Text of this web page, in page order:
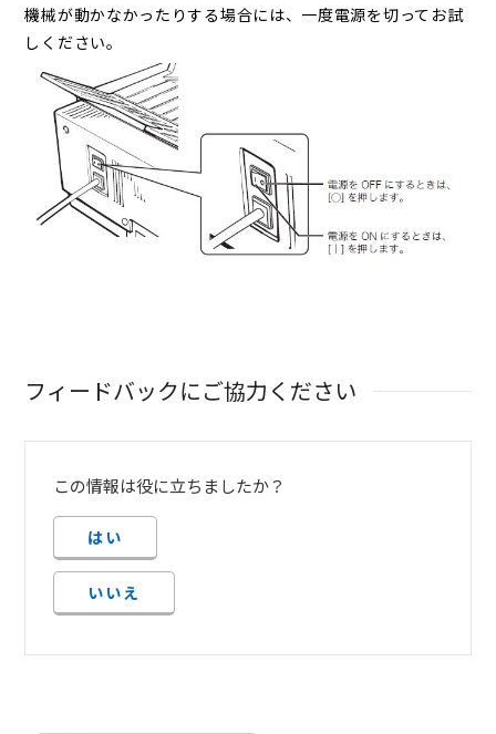
機械が動かなかったりする場合には、一度電源を切ってお試
しください。
フィードバックにご協力ください
この情報は役に立ちましたか？
はい
いいえ